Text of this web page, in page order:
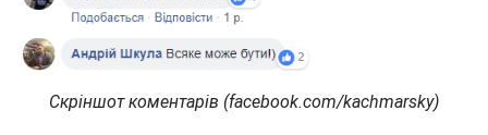
Скріншот коментарів (facebook.com/kachmarsky)